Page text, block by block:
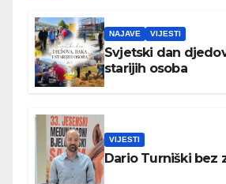
NAJAVE VIJESTI
Svjetski dan
starijih osoba
VIJESTI
Dario Turniški bez